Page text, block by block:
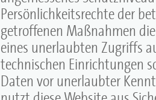
Persönlichkeitsrechte der
getroffenen Maßnahmen
eines unerlaubten Zugriffs
technischen Einrichtungen
Daten vor unerlaubter